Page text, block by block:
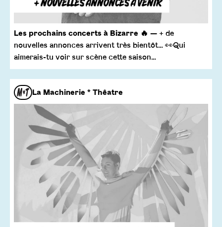
Les prochains concerts à Bizarre 🔥 — + de
nouvelles annonces arrivent très bientôt… 👀Qui
aimerais-tu voir sur scène cette saison…
La Machinerie * Thêatre